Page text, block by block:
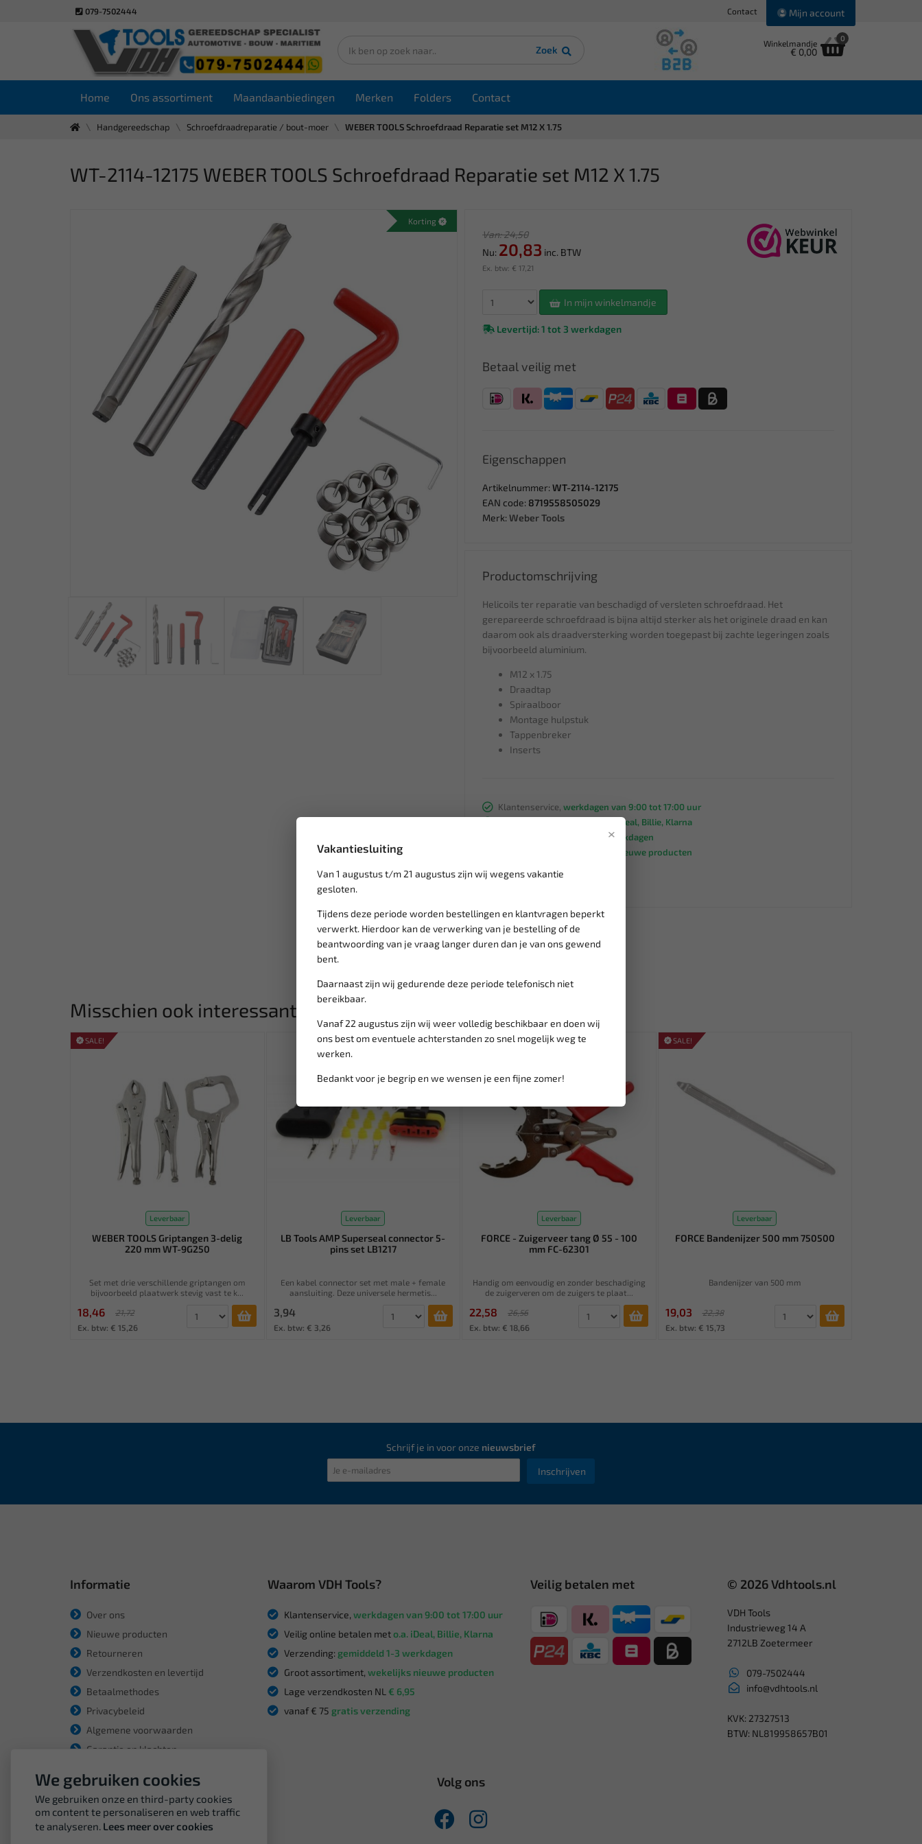
079-7502444 Contact Mijn account
Zoek
Winkelmandje
€ 0,00
0
Home Ons assortiment Maandaanbiedingen Merken Folders Contact
Handgereedschap Schroefdraadreparatie / bout-moer WEBER TOOLS Schroefdraad Reparatie set M12 X 1.75
×
Vakantiesluiting
Van 1 augustus t/m 21 augustus zijn wij wegens vakantie
gesloten.
Tijdens deze periode worden bestellingen en klantvragen beperkt
verwerkt. Hierdoor kan de verwerking van je bestelling of de
beantwoording van je vraag langer duren dan je van ons gewend
bent.
Daarnaast zijn wij gedurende deze periode telefonisch niet
bereikbaar.
Vanaf 22 augustus zijn wij weer volledig beschikbaar en doen wij
ons best om eventuele achterstanden zo snel mogelijk weg te
werken.
Bedankt voor je begrip en we wensen je een fijne zomer!
WT-2114-12175 WEBER TOOLS Schroefdraad Reparatie set M12 X 1.75
Korting
Van: 24,50
Nu: 20,83 inc. BTW
Ex. btw: € 17,21
In mijn winkelmandje
Levertijd: 1 tot 3 werkdagen
Betaal veilig met
Eigenschappen
Artikelnummer: WT-2114-12175
EAN code: 8719558505029
Merk: Weber Tools
Productomschrijving
Helicoils ter reparatie van beschadigd of versleten schroefdraad. Het
gerepareerde schroefdraad is bijna altijd sterker als het originele draad en kan
daarom ook als draadversterking worden toegepast bij zachte legeringen zoals
bijvoorbeeld aluminium.
M12 x 1.75
Draadtap
Spiraalboor
Montage hulpstuk
Tappenbreker
Inserts
Klantenservice, werkdagen van 9:00 tot 17:00 uur
o.a. iDeal, Billie, Klarna
gemiddeld 1-3 werkdagen
wekelijks nieuwe producten
vanaf € 75
Misschien ook interessant:
SALE!
Leverbaar
WEBER TOOLS Griptangen 3-delig
220 mm WT-9G250
Set met drie verschillende griptangen om
bijvoorbeeld plaatwerk stevig vast te k...
18,46
21,72
Ex. btw: € 15,26
Leverbaar
LB Tools AMP Superseal connector 5-
pins set LB1217
Een kabel connector set met male + female
aansluiting. Deze universele hermetis...
3,94
Ex. btw: € 3,26
SALE!
Leverbaar
FORCE - Zuigerveer tang Ø 55 - 100
mm FC-62301
Handig om eenvoudig en zonder beschadiging
de zuigerveren om de zuigers te plaat...
22,58
26,56
Ex. btw: € 18,66
SALE!
Leverbaar
FORCE Bandenijzer 500 mm 750500
Bandenijzer van 500 mm
19,03
22,38
Ex. btw: € 15,73
Schrijf je in voor onze nieuwsbrief
Inschrijven
Informatie
Over ons
Nieuwe producten
Retourneren
Verzendkosten en levertijd
Betaalmethodes
Privacybeleid
Algemene voorwaarden
Garantie en klachten
Waarom VDH Tools?
Klantenservice, werkdagen van 9:00 tot 17:00 uur
Veilig online betalen meto.a. iDeal, Billie, Klarna
Verzending: gemiddeld 1-3 werkdagen
Groot assortiment, wekelijks nieuwe producten
Lage verzendkosten NL € 6,95
vanaf € 75 gratis verzending
Veilig betalen met © 2026 Vdhtools.nl
VDH Tools
Industrieweg 14 A
2712LB Zoetermeer
079-7502444
info@vdhtools.nl
KVK: 27327513
BTW: NL819958657B01
Volg ons
We gebruiken cookies
We gebruiken onze en third-party cookies
om content te personaliseren en web traffic
te analyseren. Lees meer over cookies